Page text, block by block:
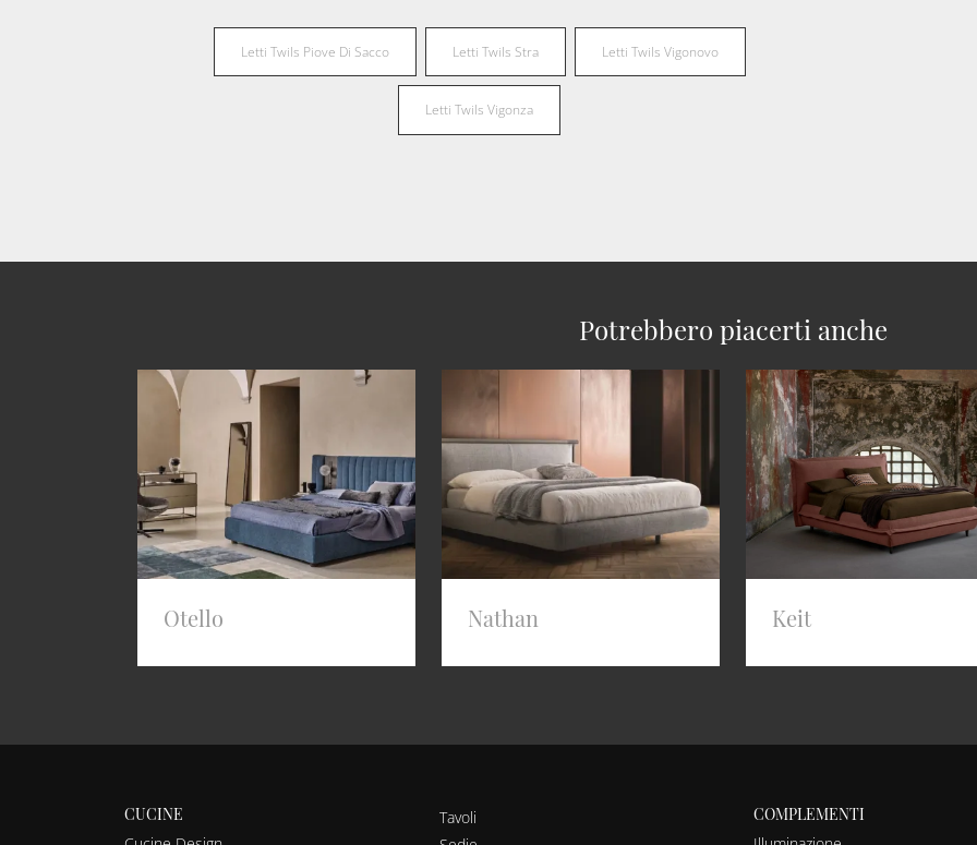
Letti Twils Piove Di Sacco Letti Twils Stra Letti Twils Vigonovo
Letti Twils Vigonza
Potrebbero piacerti anche
Otello Nathan Keit
CUCINE
Tavoli
COMPLEMENTI